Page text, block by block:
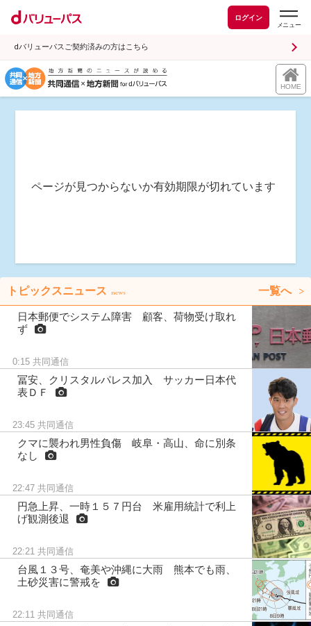
ログイン
dバリューパスご契約済みの方はこちら
HOME
ページが見つからないか有効期限が切れています
トピックスニュース news 一覧へ
日本郵便でシステム障害 顧客、荷物受け取れ
ず
0:15 共同通信
冨安、クリスタルパレス加入 サッカー日本代
表ＤＦ
23:45 共同通信
クマに襲われ男性負傷 岐阜・高山、命に別条
なし
22:47 共同通信
円急上昇、一時１５７円台 米雇用統計で利上
げ観測後退
22:21 共同通信
台風１３号、奄美や沖縄に大雨 熊本でも雨、
土砂災害に警戒を
22:11 共同通信